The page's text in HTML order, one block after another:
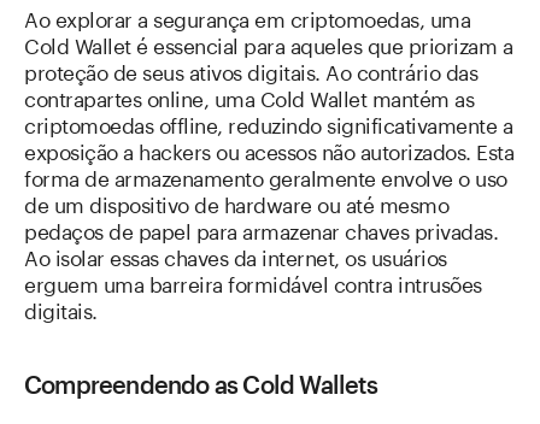
Ao explorar a segurança em criptomoedas, uma
Cold Wallet é essencial para aqueles que priorizam a
proteção de seus ativos digitais. Ao contrário das
contrapartes online, uma Cold Wallet mantém as
criptomoedas offline, reduzindo significativamente a
exposição a hackers ou acessos não autorizados. Esta
forma de armazenamento geralmente envolve o uso
de um dispositivo de hardware ou até mesmo
pedaços de papel para armazenar chaves privadas.
Ao isolar essas chaves da internet, os usuários
erguem uma barreira formidável contra intrusões
digitais.
Compreendendo as Cold Wallets